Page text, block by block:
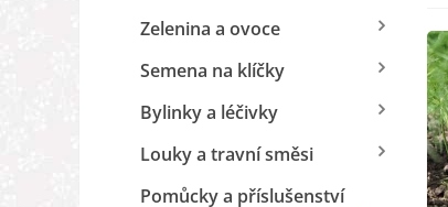
Zelenina a ovoce
Semena na klíčky
Bylinky a léčivky
Louky a travní směsi
Pomůcky a příslušenství